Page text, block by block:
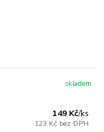
149 Kč/ks
123 Kč bez DPH
skladem